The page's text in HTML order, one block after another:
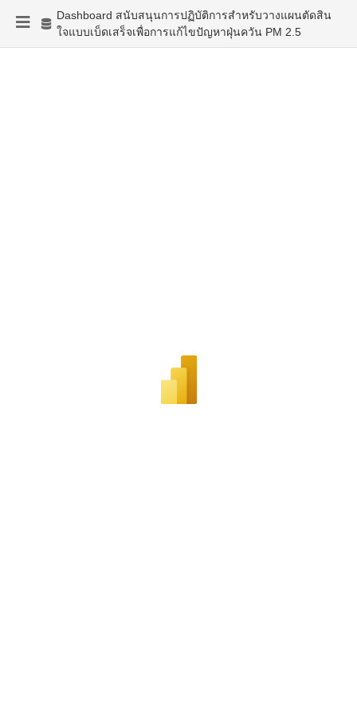
Dashboard สนับสนุนการปฏิบัติการสำหรับวางแผนตัดสิน
ใจแบบเบ็ดเสร็จเพื่อการแก้ไขปัญหาฝุ่นควัน PM 2.5